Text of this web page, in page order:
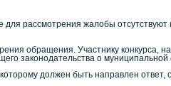
рассмотрения жалобы
обращения. Участнику конкурса,
законодательства о муниципальной
должен быть направлен ответ,